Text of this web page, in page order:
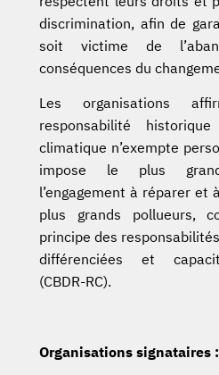
discrimination, afin de
soit victime de
conséquences du
Les organisations
responsabilité
climatique n’exempte
impose le plus
l’engagement à réparer et
plus grands pollueurs,
principe des
différenciées et
(CBDR-RC).
Organisations signataires :